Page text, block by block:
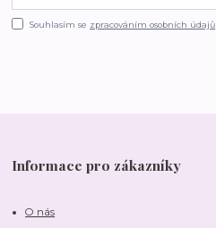
Souhlasím se zpracováním osobních údajů
Informace pro zákazníky
O nás